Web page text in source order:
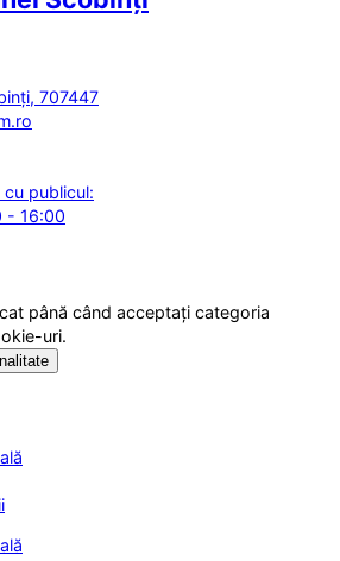
707447
publicul:
- 16:00
până când acceptați categoria
uri.